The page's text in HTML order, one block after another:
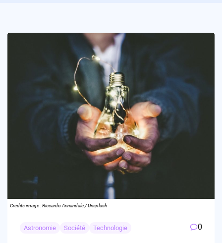
Credits image : Riccardo Annandale / Unsplash
Astronomie Société Technologie 0